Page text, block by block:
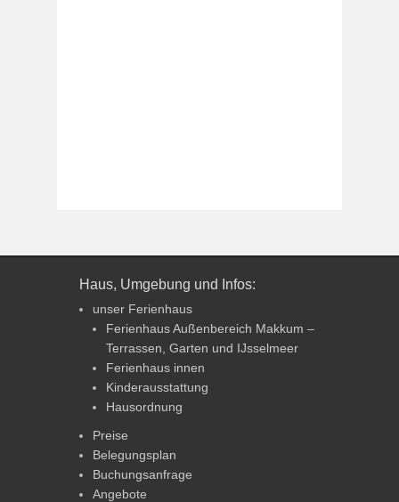
Haus, Umgebung und Infos:
unser Ferienhaus
Ferienhaus Außenbereich Makkum –
Terrassen, Garten und IJsselmeer
Ferienhaus innen
Kinderausstattung
Hausordnung
Preise
Belegungsplan
Buchungsanfrage
Angebote